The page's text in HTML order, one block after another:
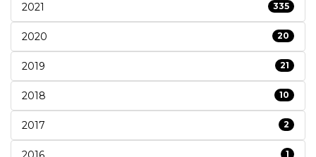
2021 335
2020 20
2019 21
2018 10
2017 2
1